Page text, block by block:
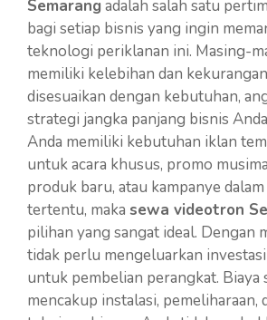
Semarang adalah salah satu
bagi setiap bisnis yang ingin
teknologi periklanan ini. Masing-
memiliki kelebihan dan
disesuaikan dengan kebutuhan,
strategi jangka panjang bisnis
Anda memiliki kebutuhan iklan
untuk acara khusus, promo
produk baru, atau kampanye
tertentu, maka sewa videotron
pilihan yang sangat ideal. Dengan
tidak perlu mengeluarkan
untuk pembelian perangkat. Biaya
mencakup instalasi, pemeliharaan,